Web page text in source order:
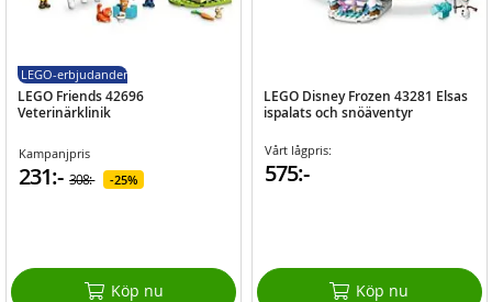
LEGO Friends 42696
Veterinärklinik
Kampanjpris
231:- 308:- 25%
Köp nu
LEGO-erbjudanden
LEGO Disney Frozen 43281 Elsas
ispalats och snöäventyr
Vårt lågpris:
575:-
Köp nu